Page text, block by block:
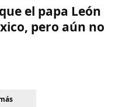
el papa León
pero aún no